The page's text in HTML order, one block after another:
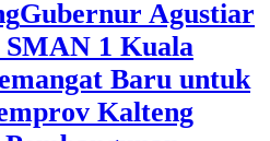
‎Gubernur Agustiar
1 Kuala
Baru untuk
Kalteng